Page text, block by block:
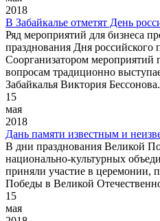
2018
В Забайкалье отметят День
Ряд мероприятий для бизнеса
празднования Дня российского
Соорганизатором мероприятий
вопросам традиционно
Забайкалья Виктория Бессонова.
15
мая
2018
Дань памяти известным и
В дни празднования Великой
национально-культурных
приняли участие в церемонии,
Победы в Великой
15
мая